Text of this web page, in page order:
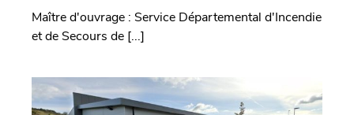
Maître d'ouvrage : Service Départemental d'Incendie
et de Secours de [...]